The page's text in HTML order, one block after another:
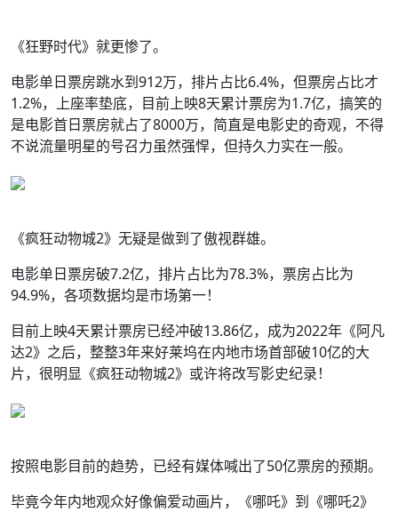
《狂野时代》就更惨了。
电影单日票房跳水到912万，排片占比6.4%，但票房占比才
1.2%，上座率垫底，目前上映8天累计票房为1.7亿，搞笑的
是电影首日票房就占了8000万，简直是电影史的奇观，不得
不说流量明星的号召力虽然强悍，但持久力实在一般。
《疯狂动物城2》无疑是做到了傲视群雄。
电影单日票房破7.2亿，排片占比为78.3%，票房占比为
94.9%，各项数据均是市场第一！
目前上映4天累计票房已经冲破13.86亿，成为2022年《阿凡
达2》之后，整整3年来好莱坞在内地市场首部破10亿的大
片，很明显《疯狂动物城2》或许将改写影史纪录！
按照电影目前的趋势，已经有媒体喊出了50亿票房的预期。
毕竟今年内地观众好像偏爱动画片，《哪吒》到《哪吒2》